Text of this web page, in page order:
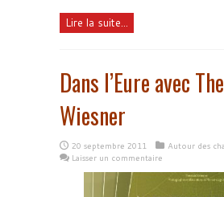
Lire la suite...
Dans l’Eure avec
Wiesner
20 septembre 2011
Autour des
Laisser un commentaire